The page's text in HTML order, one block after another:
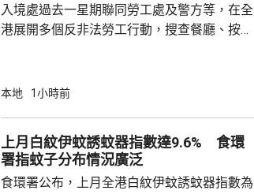
入境處過去一星期聯同勞工處及警方等，在全
港展開多個反非法勞工行動，搜查餐廳、按摩
紙」。至於涉嫌聘用相關非法勞工的僱主，入
本地 1小時前
上月白紋伊蚊誘蚊器指數達9.6% 食環
署指蚊子分布情況廣泛
食環署公布，上月全港白紋伊蚊誘蚊器指數為